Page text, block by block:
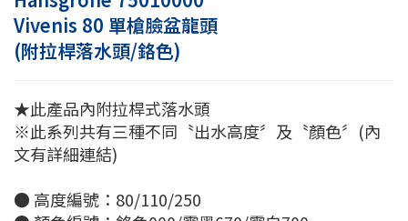
Vivenis 80 單槍臉盆龍頭
(附拉桿落水頭/鉻色)
★此產品內附拉桿式落水頭
※此系列共有三種不同〝出水高度〞及〝顏色〞(內
文有詳細連結)
● 高度編號：80/110/250